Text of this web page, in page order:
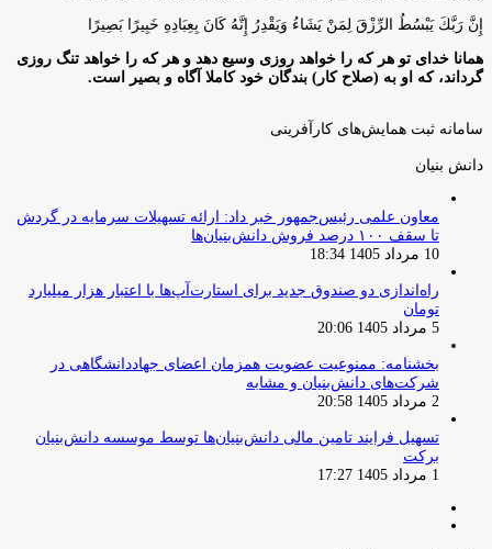
إِنَّ رَبَّكَ يَبْسُطُ الرِّزْقَ لِمَنْ يَشَاءُ وَيَقْدِرُ إِنَّهُ كَانَ بِعِبَادِهِ خَبِيرًا بَصِيرًا
همانا خدای تو هر که را خواهد روزی وسیع دهد و هر که را خواهد تنگ روزی
گرداند، که او به (صلاح کار) بندگان خود کاملا آگاه و بصیر است.
سامانه ثبت همایش‌های کارآفرینی
دانش‌ بنیان‌
معاون علمی رئیس‌جمهور خبر داد: ارائه تسهیلات سرمایه در گردش
تا سقف ۱۰۰ درصد فروش دانش‌بنیان‌ها
10 مرداد 1405 18:34
راه‌اندازی دو صندوق جدید برای استارت‌آپ‌ها با اعتبار هزار میلیارد
تومان
5 مرداد 1405 20:06
بخشنامه: ممنوعیت عضویت همزمان اعضای جهاددانشگاهی در
شرکت‌های دانش‌بنیان و مشابه
2 مرداد 1405 20:58
تسهیل فرایند تامین مالی دانش‌بنیان‌ها توسط موسسه دانش‌بنیان
برکت
1 مرداد 1405 17:27